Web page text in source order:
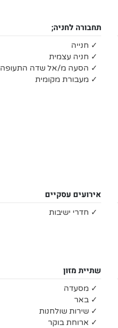
תחבורה לחניה;
✓ חנייה
✓ חניה עצמית
✓ הסעה מ/אל שדה התעופה
✓ מעבורת מקומית
אירועים עסקיים
✓ חדרי ישיבות
שתיית מזון
✓ מסעדה
✓ באר
✓ שירות שולחנות
✓ ארוחת בוקר